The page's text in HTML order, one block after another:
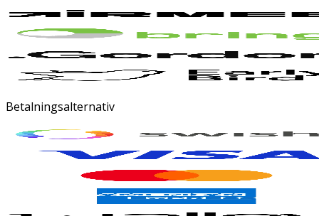
Betalningsalternativ